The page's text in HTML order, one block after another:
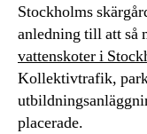
Stockholms
anledning till att så
vattenskoter i
Kollektivtrafik,
placerade.